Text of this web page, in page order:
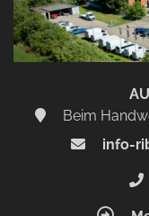
Beim
info-